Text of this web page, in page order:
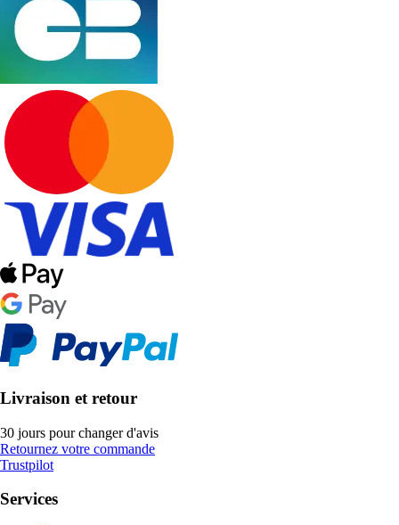
Livraison et retour
30 jours pour changer d'avis
Retournez votre commande
Trustpilot
Services